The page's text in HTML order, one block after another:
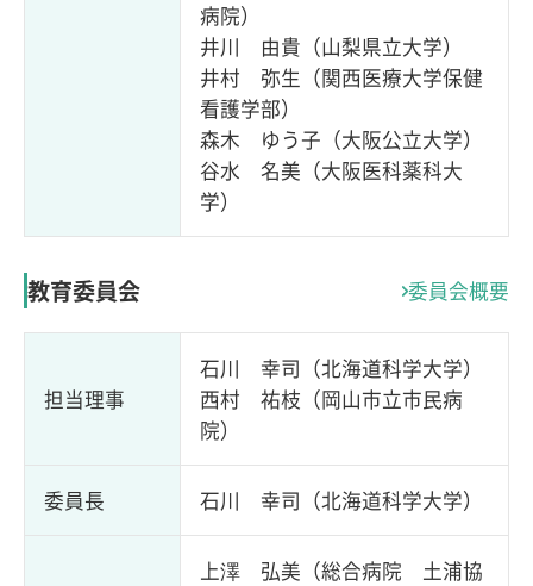
病院）
井川 由貴（山梨県立大学）
井村 弥生（関西医療大学保健
看護学部）
森木 ゆう子（大阪公立大学）
谷水 名美（大阪医科薬科大
学）
教育委員会 委員会概要
担当理事
石川 幸司（北海道科学大学）
西村 祐枝（岡山市立市民病
院）
委員長 石川 幸司（北海道科学大学）
上澤 弘美（総合病院 土浦協